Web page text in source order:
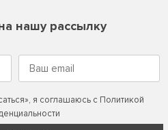
нашу рассылку
я соглашаюсь с Политикой